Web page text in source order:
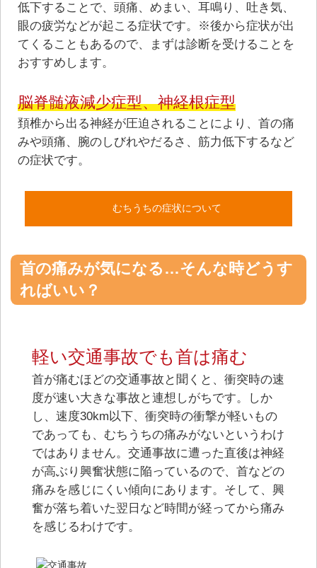
低下することで、頭痛、めまい、⽿鳴り、吐き気、
眼の疲労などが起こる症状です。※後から症状が出
てくることもあるので、まずは診断を受けることを
おすすめします。
脳脊髄液減少症型、神経根症型
頚椎から出る神経が圧迫されることにより、⾸の痛
みや頭痛、腕のしびれやだるさ、筋⼒低下するなど
の症状です。
むちうちの症状について
⾸の痛みが気になる…そんな時どうす
ればいい？
軽い交通事故でも⾸は痛む
⾸が痛むほどの交通事故と聞くと、衝突時の速
度が速い⼤きな事故と連想しがちです。しか
し、速度30km以下、衝突時の衝撃が軽いもの
であっても、むちうちの痛みがないというわけ
ではありません。交通事故に遭った直後は神経
が⾼ぶり興奮状態に陥っているので、⾸などの
痛みを感じにくい傾向にあります。そして、興
奮が落ち着いた翌⽇など時間が経ってから痛み
を感じるわけです。